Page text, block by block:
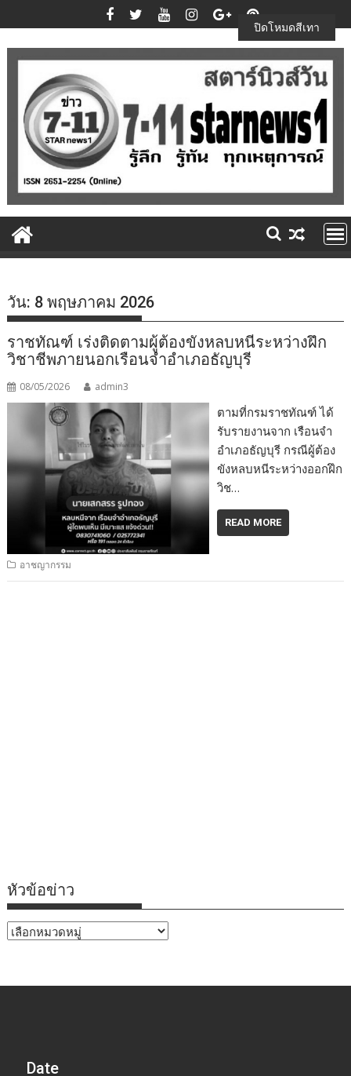
to
content
วัน: 8 พฤษภาคม 2026
ราชทัณฑ์ เร่งติดตามผู้ต้องขังหลบหนีระหว่างฝึก
วิชาชีพภายนอกเรือนจำอำเภอธัญบุรี
08/05/2026 admin3
ตามที่กรมราชทัณฑ์ ได้
รับรายงานจาก เรือนจำ
อำเภอธัญบุรี กรณีผู้ต้อง
ขังหลบหนีระหว่างออกฝึก
วิช…
READ MORE
อาชญากรรม
หัวข้อข่าว
หัวข้อ
Date
ปิดโหมดสีเทา